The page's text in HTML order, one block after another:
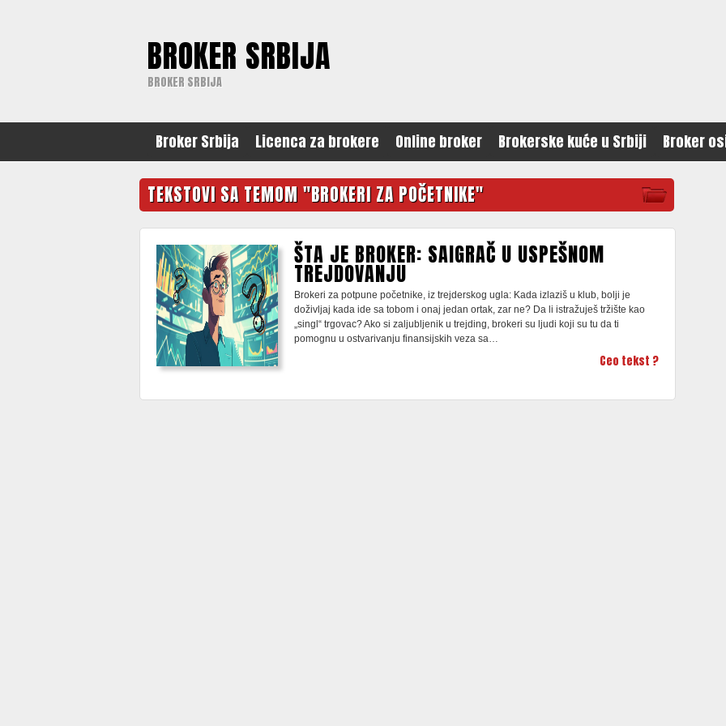
BROKER SRBIJA
BROKER SRBIJA
Broker Srbija Licenca za brokere Online broker Brokerske kuće u Srbiji Broker
TEKSTOVI SA TEMOM "BROKERI ZA POČETNIKE"
ŠTA JE BROKER: SAIGRAČ U USPEŠNOM
TREJDOVANJU
Brokeri za potpune početnike, iz trejderskog ugla: Kada izlaziš u klub, bolji je
doživljaj kada ide sa tobom i onaj jedan ortak, zar ne? Da li istražuješ tržište kao
„singl“ trgovac? Ako si zaljubljenik u trejding, brokeri su ljudi koji su tu da ti
pomognu u ostvarivanju finansijskih veza sa…
Ceo tekst ?